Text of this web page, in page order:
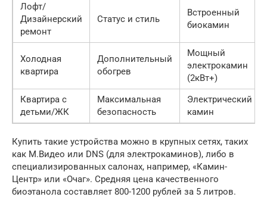
Лофт/
Дизайнерский
ремонт
Статус и стиль
Встроенный
биокамин
Холодная
квартира
Дополнительный
обогрев
Мощный
электрокамин
(2кВт+)
Квартира с
детьми/ЖК
Максимальная
безопасность
Электрический
камин
Купить такие устройства можно в крупных сетях, таких
как М.Видео или DNS (для электрокаминов), либо в
специализированных салонах, например, «Камин-
Центр» или «Очаг». Средняя цена качественного
биоэтанола составляет 800-1200 рублей за 5 литров.